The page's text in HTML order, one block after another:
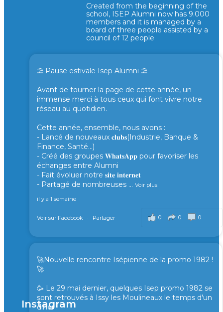
Created from the beginning of the
school, ISEP Alumni now has 9.000
members and it is managed by a
board of three people assisted by a
council of 12 people
⛱️ Pause estivale Isep Alumni ⛱️
Avant de tourner la page de cette année, un
immense merci à tous ceux qui font vivre notre
réseau au quotidien.
Cette année, ensemble, nous avons :
- Lancé de nouveaux 𝐜𝐥𝐮𝐛𝐬(Industrie, Banque &
Finance, Santé...)
- Créé des groupes 𝐖𝐡𝐚𝐭𝐬𝐀𝐩𝐩 pour favoriser les
échanges entre Alumni
- Fait évoluer notre 𝐬𝐢𝐭𝐞 𝐢𝐧𝐭𝐞𝐫𝐧𝐞𝐭
- Partagé de nombreuses ... Voir plus
il y a 1 semaine
0 0 0
Voir sur Facebook · Partager
🚀Nouvelle rencontre Isépienne de la promo 1982 !
🚀
🥳 Le 29 mai dernier, quelques Isep promo 1982 se
sont retrouvés à Issy les Moulineaux le temps d'un
diner !
Instagram